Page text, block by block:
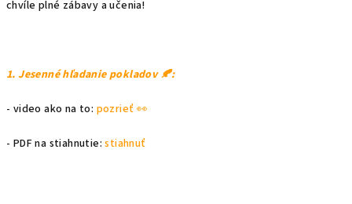
chvíle plné zábavy a učenia!
1. Jesenné hľadanie pokladov 🍂:
- video ako na to: pozrieť 👀
- PDF na stiahnutie: stiahnuť